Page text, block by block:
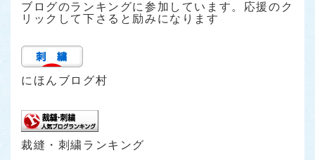
ブログのランキングに参加しています。応援のク
リックして下さると励みになります
にほんブログ村
裁縫・刺繍ランキング